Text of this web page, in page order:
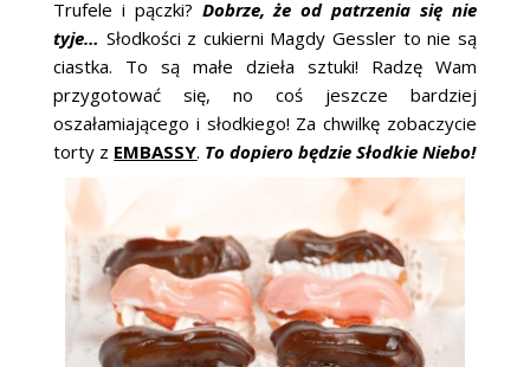
Trufele i pączki? Dobrze, że od patrzenia się nie
tyje… Słodkości z cukierni Magdy Gessler to nie są
ciastka. To są małe dzieła sztuki! Radzę Wam
przygotować się, no coś jeszcze bardziej
oszałamiającego i słodkiego! Za chwilkę zobaczycie
torty z EMBASSY. To dopiero będzie Słodkie Niebo!